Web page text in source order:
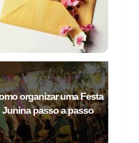
organizar uma Festa
Junina passo a passo